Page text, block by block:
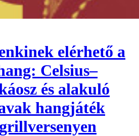
elérhető a
Celsius–
és alakuló
hangjáték